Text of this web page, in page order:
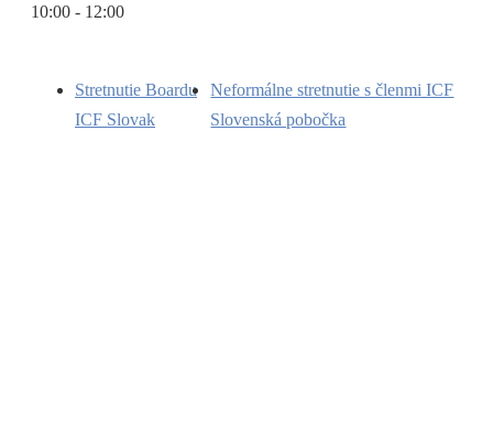
10:00 - 12:00
Stretnutie Boardu
ICF Slovak
Neformálne stretnutie s členmi ICF
Slovenská pobočka